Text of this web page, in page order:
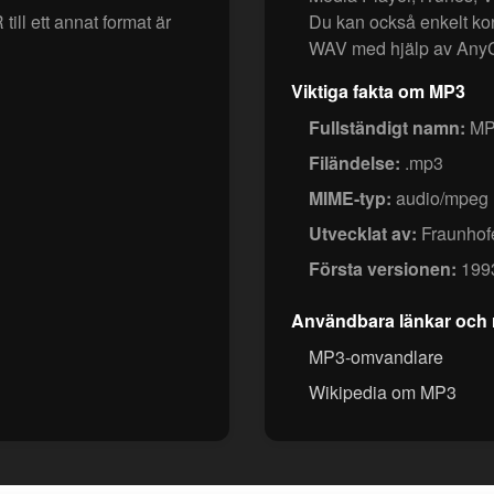
ett annat format är
Du kan också enkelt
WAV med hjälp av
Viktiga fakta om MP3
Fullständigt namn:
Filändelse: .mp3
MIME-typ: audio/mpeg
Utvecklat av:
Första versionen:
Användbara länkar och
MP3-omvandlare
Wikipedia om MP3